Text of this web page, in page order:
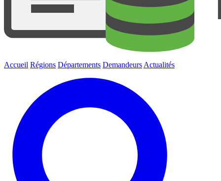
Accueil Régions Départements Demandeurs Actualités